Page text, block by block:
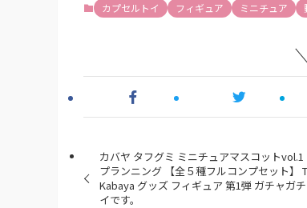
カプセルトイ フィギュア ミニチュア
カバヤ タフグミ ミニチュアマスコット
プランニング 【全５種フルコンプセット】
Kabaya グッズ フィギュア 第1弾 ガチャガ
イです。